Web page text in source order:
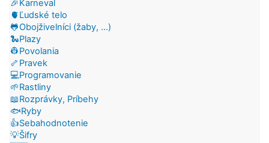
🎉Karneval
🫀Ľudské telo
🐸Obojživelníci (žaby, ...)
🐍Plazy
👷Povolania
🦴Pravek
💻Programovanie
🌱Rastliny
📖Rozprávky, Príbehy
🐟Ryby
👍Sebahodnotenie
💡Šifry